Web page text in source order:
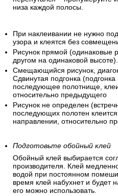
низа каждой полосы.
При наклеивании не нужно
узора и клеятся без
Рисунок прямой (одинаковые
другом на одинаковой высоте).
Смещающийся рисунок,
Сдвинутая подгонка (подгонка
последующее полотнище,
относительно предыдущего
Рисунок не определен
последующих полотен
направлении, относительно
Подготовьте обойный клей
Обойный клей выбирается
производителя. Клей
водой при постоянном
время клей набухнет и будет
его можно использовать.